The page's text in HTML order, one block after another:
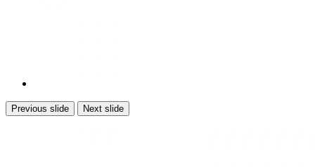
Previous slide Next slide